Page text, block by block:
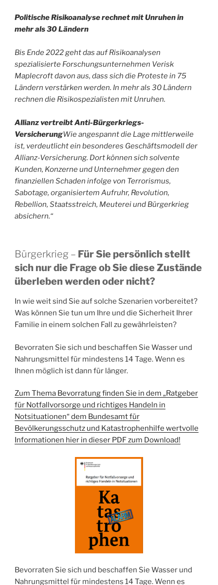
Politische Risikoanalyse rechnet mit Unruhen in
mehr als 30 Ländern
Bis Ende 2022 geht das auf Risikoanalysen
spezialisierte Forschungsunternehmen Verisk
Maplecroft davon aus, dass sich die Proteste in 75
Ländern verstärken werden. In mehr als 30 Ländern
rechnen die Risikospezialisten mit Unruhen.
Allianz vertreibt Anti-Bürgerkriegs-
VersicherungWie angespannt die Lage mittlerweile
ist, verdeutlicht ein besonderes Geschäftsmodell der
Allianz-Versicherung. Dort können sich solvente
Kunden, Konzerne und Unternehmer gegen den
finanziellen Schaden infolge von Terrorismus,
Sabotage, organisiertem Aufruhr, Revolution,
Rebellion, Staatsstreich, Meuterei und Bürgerkrieg
absichern.“
Bürgerkrieg – Für Sie persönlich stellt
sich nur die Frage ob Sie diese Zustände
überleben werden oder nicht?
In wie weit sind Sie auf solche Szenarien vorbereitet?
Was können Sie tun um Ihre und die Sicherheit Ihrer
Familie in einem solchen Fall zu gewährleisten?
Bevorraten Sie sich und beschaffen Sie Wasser und
Nahrungsmittel für mindestens 14 Tage. Wenn es
Ihnen möglich ist dann für länger.
Zum Thema Bevorratung finden Sie in dem „Ratgeber
für Notfallvorsorge und richtiges Handeln in
Notsituationen“ dem Bundesamt für
Bevölkerungsschutz und Katastrophenhilfe wertvolle
Informationen hier in dieser PDF zum Download!
Bevorraten Sie sich und beschaffen Sie Wasser und
Nahrungsmittel für mindestens 14 Tage. Wenn es